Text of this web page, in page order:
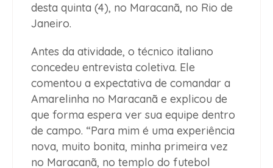
desta quinta (4), no Maracanã, no Rio de
Janeiro.
Antes da atividade, o técnico italiano
concedeu entrevista coletiva. Ele
comentou a expectativa de comandar a
Amarelinha no Maracanã e explicou de
que forma espera ver sua equipe dentro
de campo. “Para mim é uma experiência
nova, muito bonita, minha primeira vez
no Maracanã, no templo do futebol